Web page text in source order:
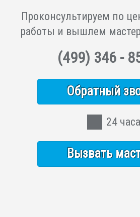
Проконсультируем по
работы и вышлем
(499) 346 -
Обратный
24 часа
Вызвать